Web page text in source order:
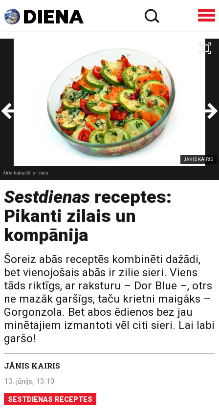
JĀNIS KAIRIS
Ātrie kabacīši ar sieru
Sestdienas receptes:
Pikanti zilais un
kompānija
Šoreiz abās receptēs kombinēti dažādi,
bet vienojošais abās ir zilie sieri. Viens
tāds riktīgs, ar raksturu – Dor Blue –, otrs
ne mazāk garšīgs, taču krietni maigāks –
Gorgonzola. Bet abos ēdienos bez jau
minētajiem izmantoti vēl citi sieri. Lai labi
garšo!
JĀNIS KAIRIS
13. jūnijs, 13:10
SESTDIENAS RECEPTES